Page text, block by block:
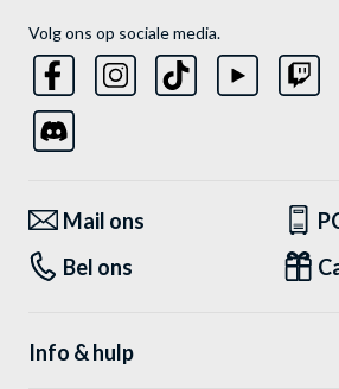
Volg ons op sociale media.
Mail ons
Bel ons
Info & hulp